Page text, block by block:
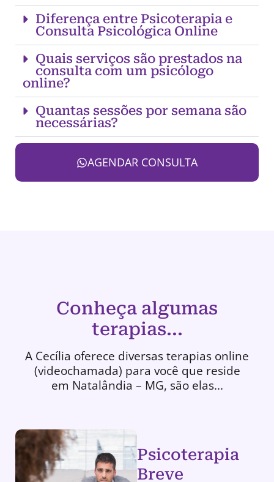
Diferença entre Psicoterapia e
Consulta Psicológica Online
Quais serviços são prestados na
consulta com um psicólogo
online?
Quantas sessões por semana são
necessárias?
AGENDAR CONSULTA
Conheça algumas
terapias...
A Cecília oferece diversas terapias online
(videochamada) para você que reside
em Natalândia – MG, são elas...
Psicoterapia
Breve